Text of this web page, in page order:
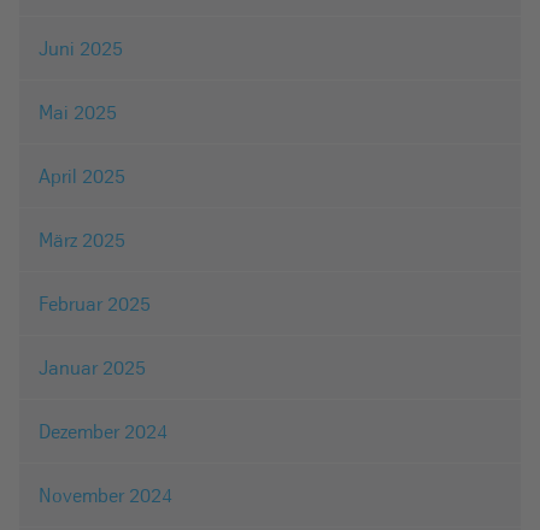
Juni 2025
Mai 2025
April 2025
März 2025
Februar 2025
Januar 2025
Dezember 2024
November 2024